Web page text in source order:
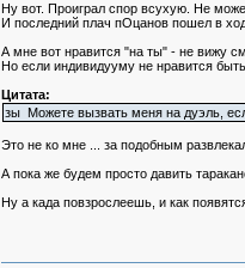
Ну вот. Проиграл спор всухую. Не
И последний плач пОцанов пошел в
А мне вот нравится "на ты" - не вижу
Но если индивидууму не нравится
Цитата:
зы Можете вызвать меня на дуэль,
Это не ко мне ... за подобным
А пока же будем просто давить
Ну а када повзрослеешь, и как